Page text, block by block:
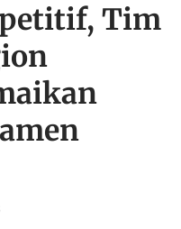
Tim